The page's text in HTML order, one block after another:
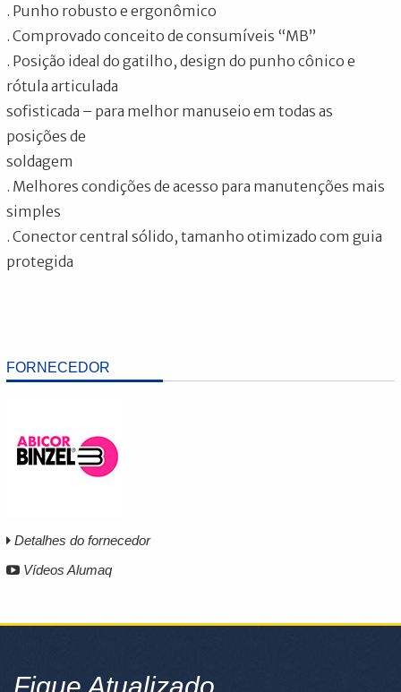
FORNECEDOR
Detalhes do fornecedor
Vídeos Alumaq
. Punho robusto e ergonômico
. Comprovado conceito de consumíveis “MB”
. Posição ideal do gatilho, design do punho cônico e
rótula articulada
sofisticada – para melhor manuseio em todas as
posições de
soldagem
. Melhores condições de acesso para manutenções mais
simples
. Conector central sólido, tamanho otimizado com guia
protegida